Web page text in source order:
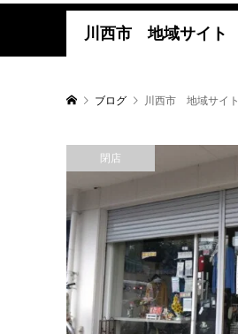
川西市 地域サイト
ブログ 川西市 地域サイト
閉店